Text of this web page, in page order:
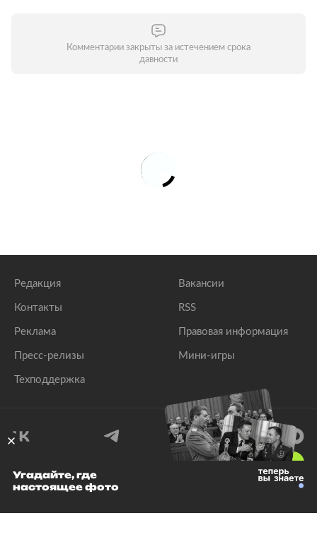
Комментарии закрыты за истечением срока
давности
Редакция
Контакты
Реклама
Пресс-релизы
Техподдержка
Вакансии
RSS
Правовая информация
Мини-игры
© 1999–2026 Все права защищены.
Угадайте, где
настоящее фото